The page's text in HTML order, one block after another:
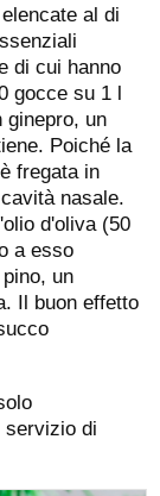
al di
di cui hanno
gocce su 1 l
ginepro, un
Poiché la
fregata in
nasale.
d'oliva (50
a esso
un
Il buon effetto
servizio di